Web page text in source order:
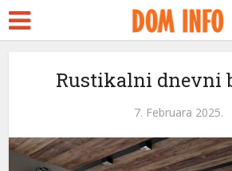
Rustikalni dnevni
7. Februara 2025.